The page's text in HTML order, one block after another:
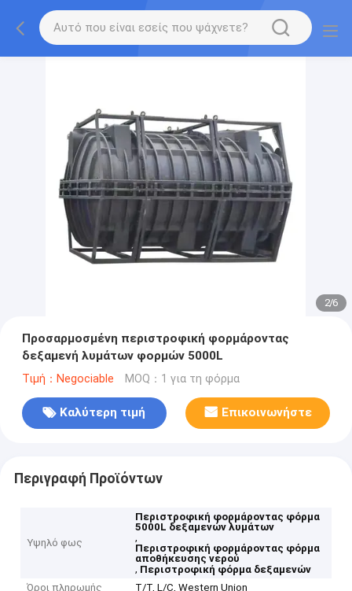
2/6
Προσαρμοσμένη περιστροφική φορμάροντας
δεξαμενή λυμάτων φορμών 5000L
Τιμή：Negociable MOQ：1 για τη φόρμα
Καλύτερη τιμή Επικοινωνήστε
Περιγραφή Προϊόντων
Υψηλό φως
Περιστροφική φορμάροντας φόρμα
5000L δεξαμενών λυμάτων
,
Περιστροφική φορμάροντας φόρμα
αποθήκευσης νερού
, Περιστροφική φόρμα δεξαμενών
Όροι πληρωμής
T/T, L/C, Western Union